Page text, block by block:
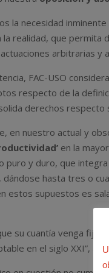
la necesidad
la realidad, que permita
arbitrarias y
FAC-USO
respecto de la
derechos
en nuestro actual y
en la
puro y duro, que
dándose hasta tres o
estos supuestos es
su cuantía venga
en el siglo XXI”,